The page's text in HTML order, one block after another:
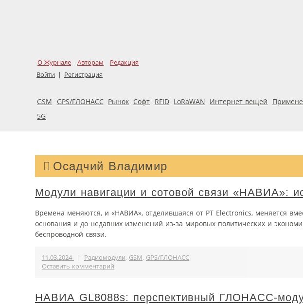
О Журнале Авторам
Редакция
Войти | Регистрация
GSM GPS/ГЛОНАСС Рынок Софт RFID LoRaWAN Интернет вещей
5G
Осадчий Владимир
Модули навигации и сотовой связи «НАВИА»:
Времена меняются, и «НАВИА», отделившаяся от PT Electronics, меняется
основания и до недавних изменений из-за мировых политических и
беспроводной связи.
11.03.2024 | Радиомодули, GSM, GPS/ГЛОНАСС
Оставить комментарий
НАВИА GL8088s: перспективный ГЛОНАСС-